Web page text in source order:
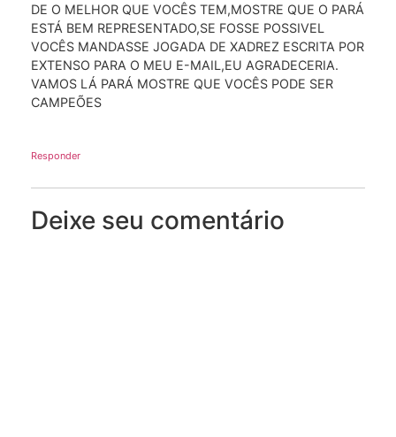
DE O MELHOR QUE VOCÊS TEM,MOSTRE QUE O PARÁ
ESTÁ BEM REPRESENTADO,SE FOSSE POSSIVEL
VOCÊS MANDASSE JOGADA DE XADREZ ESCRITA POR
EXTENSO PARA O MEU E-MAIL,EU AGRADECERIA.
VAMOS LÁ PARÁ MOSTRE QUE VOCÊS PODE SER
CAMPEÕES
Responder
Deixe seu comentário